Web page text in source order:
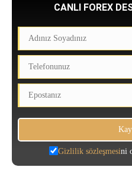
CANLI FOREX
Gizlilik sözleşmesini